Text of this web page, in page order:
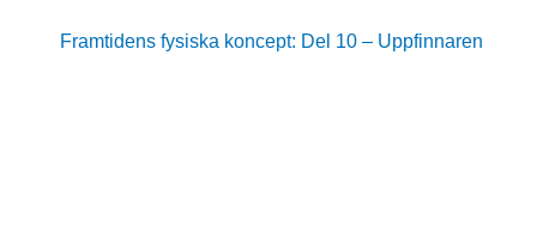
Framtidens fysiska koncept: Del 10 – Uppfinnaren